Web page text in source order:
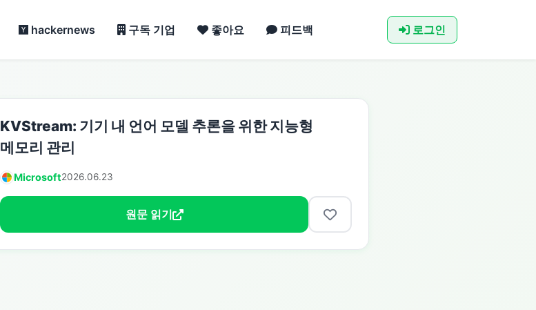
hackernews 구독 기업 좋아요 피드백 로그인
KVStream: 기기 내 언어 모델 추론을 위한 지능형
메모리 관리
Microsoft2026.06.23
원문 읽기